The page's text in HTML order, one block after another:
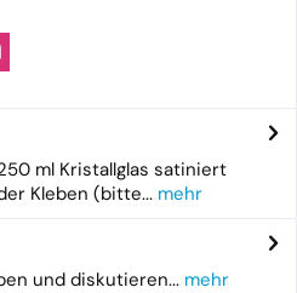
ml Kristallglas satiniert
Kleben (bitte... mehr
und diskutieren... mehr